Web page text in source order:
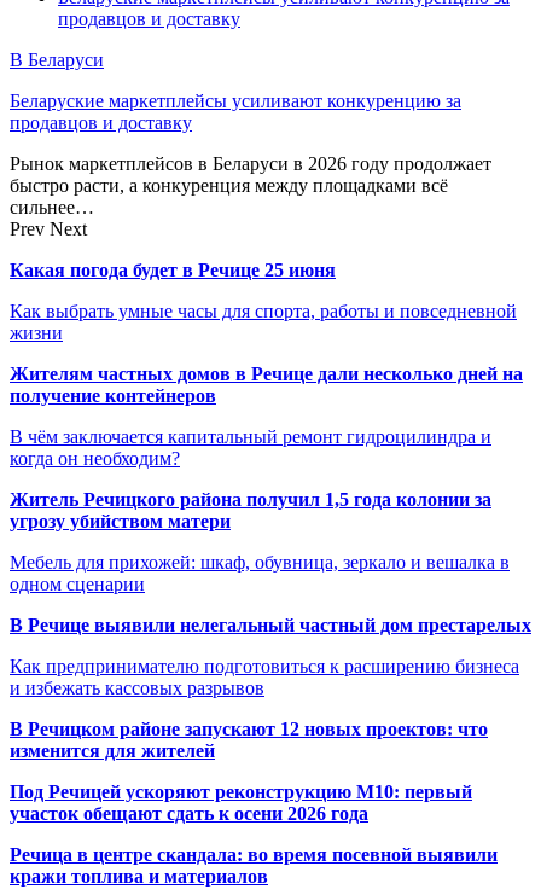
продавцов и доставку
В Беларуси
Беларуские маркетплейсы усиливают конкуренцию за
продавцов и доставку
Рынок маркетплейсов в Беларуси в 2026 году продолжает
быстро расти, а конкуренция между площадками всё
сильнее…
Prev Next
Какая погода будет в Речице 25 июня
Как выбрать умные часы для спорта, работы и повседневной
жизни
Жителям частных домов в Речице дали несколько дней на
получение контейнеров
В чём заключается капитальный ремонт гидроцилиндра и
когда он необходим?
Житель Речицкого района получил 1,5 года колонии за
угрозу убийством матери
Мебель для прихожей: шкаф, обувница, зеркало и вешалка в
одном сценарии
В Речице выявили нелегальный частный дом престарелых
Как предпринимателю подготовиться к расширению бизнеса
и избежать кассовых разрывов
В Речицком районе запускают 12 новых проектов: что
изменится для жителей
Под Речицей ускоряют реконструкцию М10: первый
участок обещают сдать к осени 2026 года
Речица в центре скандала: во время посевной выявили
кражи топлива и материалов